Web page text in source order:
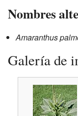
Nombres
Amaranthus
Galería de